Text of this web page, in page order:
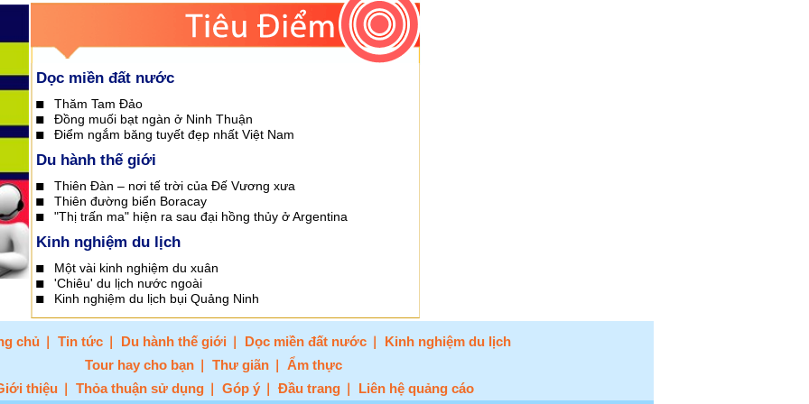
Dọc miền đất nước
Thăm Tam Đảo
Đồng muối bạt ngàn ở Ninh Thuận
Điểm ngắm băng tuyết đẹp nhất Việt Nam
Du hành thế giới
Thiên Đàn – nơi tế trời của Đế Vương xưa
Thiên đường biển Boracay
"Thị trấn ma" hiện ra sau đại hồng thủy ở Argentina
Kinh nghiệm du lịch
Một vài kinh nghiệm du xuân
'Chiêu' du lịch nước ngoài
Kinh nghiệm du lịch bụi Quảng Ninh
chủ Tin tức Du hành thế giới Dọc miền đất nước
Kinh nghiệm du lịch
Tour hay cho bạn
Thư giãn
Ẩm thực
thiệu
Thỏa thuận sử dụng Góp ý Đầu trang Liên hệ quảng cáo